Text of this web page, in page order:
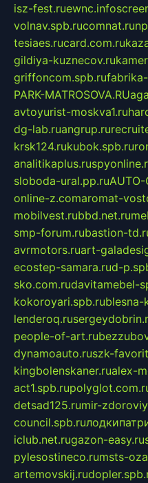
isz-fest.ruewnc.info
volnav.spb.rucomnat.ru
tesiaes.rucard.com.ru
gildiya-kuznecov.ru
griffoncom.spb.ru
PARK-MATROSOVA.RU
avtoyurist-moskva1.ru
dg-lab.ruangrup.ru
krsk124.rukubok.spb.ru
analitikaplus.ru
sloboda-ural.pp.ruAUTO-
online-z.comaromat-
mobilvest.rubbd.net.ru
smp-forum.rubastion-
avrmotors.ruart-
ecostep-samara.rud-
sko.com.rudavitamebel-
kokoroyari.spb.rublesna-
lenderoq.ru
people-of-art.ru
dynamoauto.ruszk-
kingbolenskaner.rualex-
act1.spb.ru
detsad125.rumir-
council.spb.ru
iclub.net.rugazon-easy.ru
pylesostineco.rumsts-
artemovskij.ru